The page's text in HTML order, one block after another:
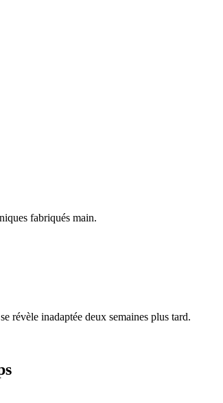
fabriqués main.
révèle inadaptée deux semaines plus tard.